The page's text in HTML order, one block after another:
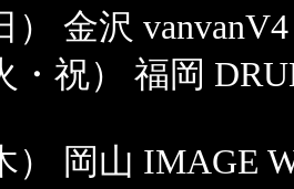
） 金沢
・祝） 福岡
） 岡山 IMAGE